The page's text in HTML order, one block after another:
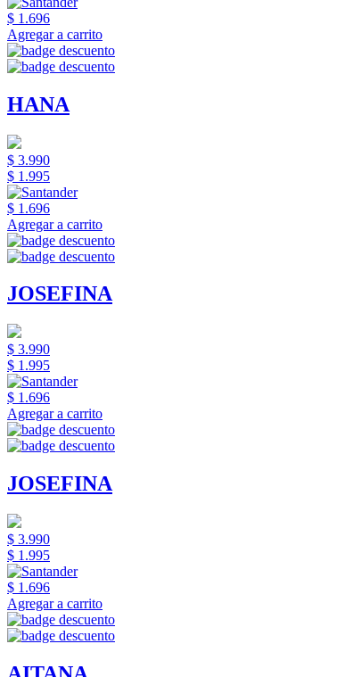
$ 1.696
Agregar a carrito
HANA
$ 3.990
$ 1.995
$ 1.696
Agregar a carrito
JOSEFINA
$ 3.990
$ 1.995
$ 1.696
Agregar a carrito
JOSEFINA
$ 3.990
$ 1.995
$ 1.696
Agregar a carrito